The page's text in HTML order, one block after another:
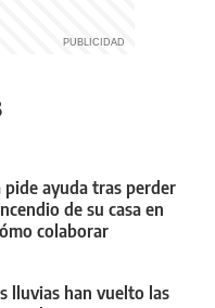
pide ayuda tras perder
de su casa en
colaborar
lluvias han vuelto las